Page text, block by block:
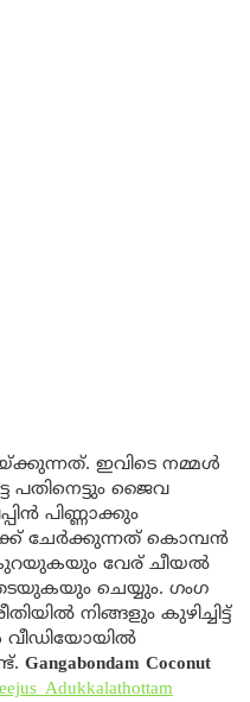
ഇവിടെ നമ്മൾ
പതിനെട്ടും ജൈവ
പിണ്ണാക്കും
ചേർക്കുന്നത് കൊമ്പൻ
കുറയുകയും വേര് ചീയൽ
ചെയ്യും. ഗംഗ
നിങ്ങളും കുഴിച്ചിട്ട്
Gangabondam Coconut